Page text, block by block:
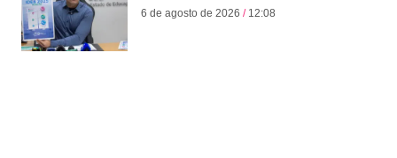
6 de agosto de 2026 12:08